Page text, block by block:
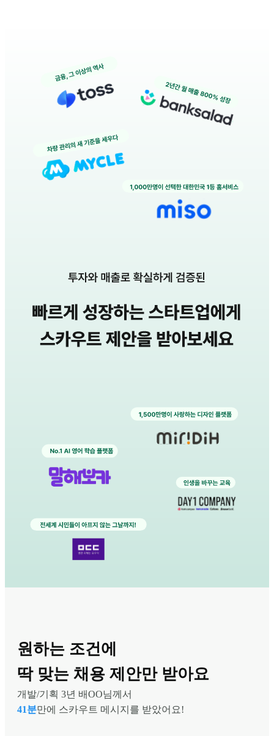
원하는 조건에
딱 맞는 채용 제안만 받아요
개발/기획 3년 배OO
41분만에 스카우트 메시지를 받았어요!